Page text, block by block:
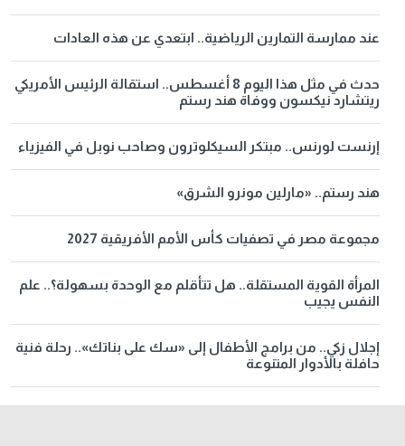
عند ممارسة التمارين الرياضية.. ابتعدي عن هذه العادات
حدث في مثل هذا اليوم 8 أغسطس.. استقالة الرئيس الأمريكي
ريتشارد نيكسون ووفاة هند رستم
إرنست لورنس.. مبتكر السيكلوترون وصاحب نوبل في الفيزياء
هند رستم.. «مارلين مونرو الشرق»
مجموعة مصر في تصفيات كأس الأمم الأفريقية 2027
المرأة القوية المستقلة.. هل تتأقلم مع الوحدة بسهولة؟.. علم
النفس يجيب
إجلال زكي.. من برامج الأطفال إلى «سك على بناتك».. رحلة فنية
حافلة بالأدوار المتنوعة